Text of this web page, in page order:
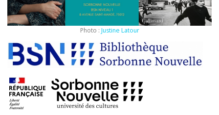
Photo : Justine Latour